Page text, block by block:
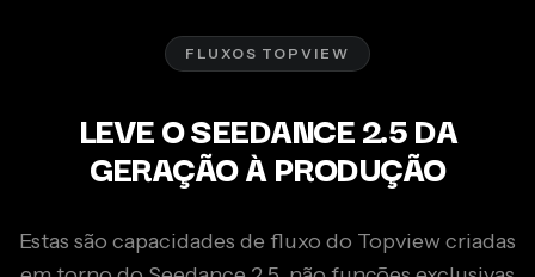
FLUXOS TOPVIEW
LEVE O SEEDANCE 2.5 DA
GERAÇÃO À PRODUÇÃO
Estas são capacidades de fluxo do Topview criadas